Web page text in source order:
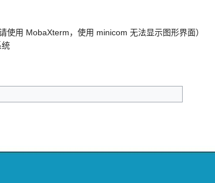
用 MobaXterm，使用 minicom 无法显示图形界面）
统